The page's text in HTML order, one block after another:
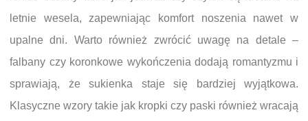
letnie wesela, zapewniając komfort noszenia nawet w
upalne dni. Warto również zwrócić uwagę na detale –
falbany czy koronkowe wykończenia dodają romantyzmu i
sprawiają, że sukienka staje się bardziej wyjątkowa.
Klasyczne wzory takie jak kropki czy paski również wracają